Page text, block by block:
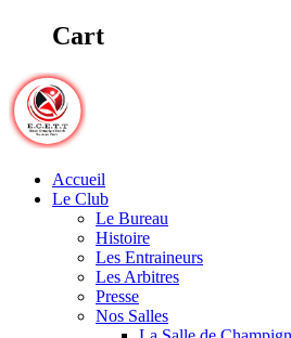
Cart
Accueil
Le Club
Le Bureau
Histoire
Les Entraineurs
Les Arbitres
Presse
Nos Salles